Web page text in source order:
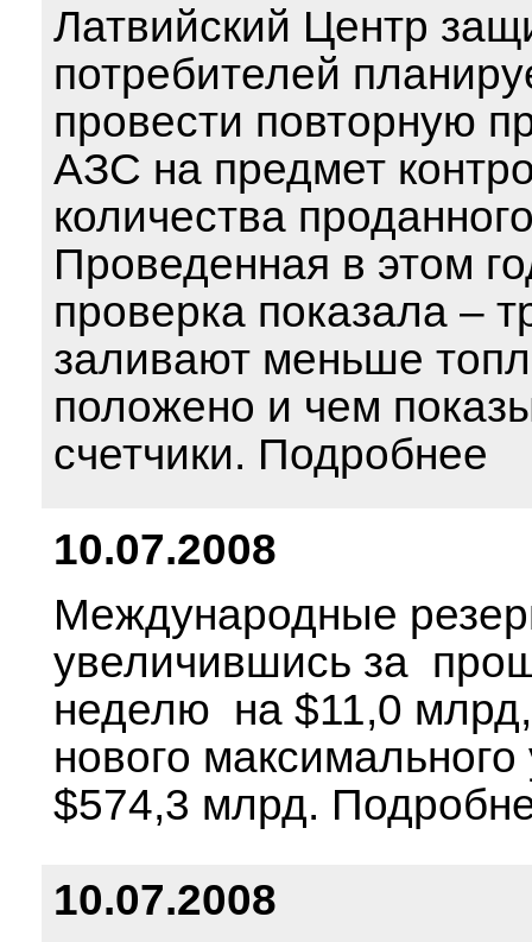
Латвийский Центр
потребителей
провести повторную
АЗС на предмет
количества
Проведенная в этом
проверка показала –
заливают меньше
положено и чем
счетчики. Подробнее
10.07.2008
Международные
увеличившись за
неделю на $11,0 млрд,
нового максимального
$574,3 млрд.
10.07.2008